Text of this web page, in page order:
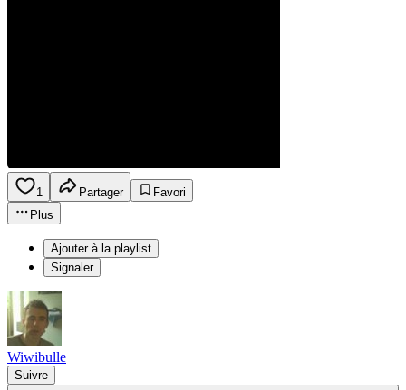
1 Partager
Favori
Plus
Ajouter à la playlist
Signaler
Wiwibulle
Suivre